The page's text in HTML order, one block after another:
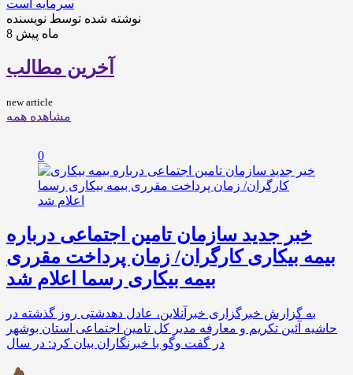
سرمایه است
نوشته شده توسط نویسنده
8 ماه پیش
آخرین مطالب
new article
مشاهده همه
0
خبر جدید سازمان تامین اجتماعی درباره
بیمه بیکاری کارگران/ زمان پرداخت مقرری
بیمه بیکاری رسما اعلام شد
به گزارش خبرگزاری خبرآنلاین، عادل دهدشتی روز گذشته در
حاشیه آئین تکریم و معارفه مدیر کل تامین اجتماعی استان بوشهر
در گفت وگو با خبرنگاران بیان کرد: در سال